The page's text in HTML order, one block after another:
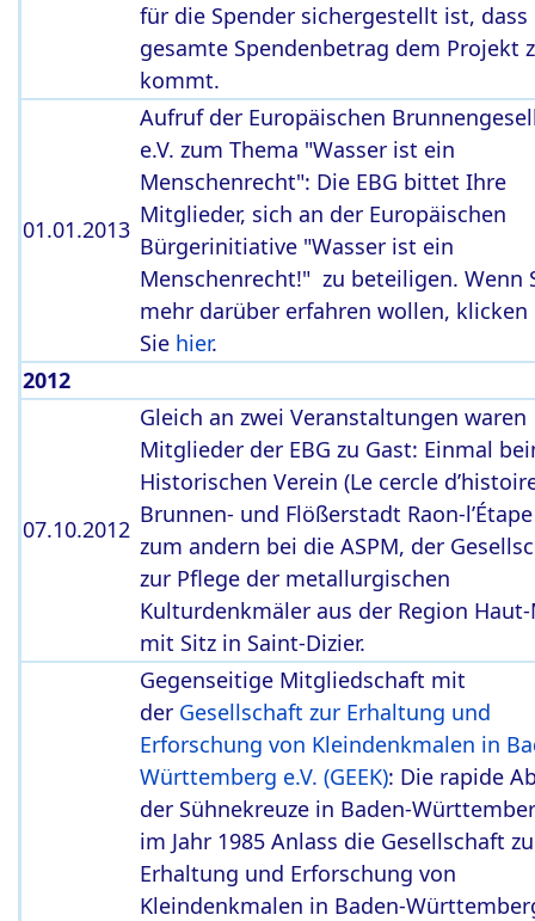
für die Spender sichergestellt ist, dass
gesamte Spendenbetrag dem Projekt
kommt.
01.01.2013
Aufruf der Europäischen
e.V. zum Thema "Wasser ist ein
Menschenrecht": Die EBG bittet Ihre
Mitglieder, sich an der Europäischen
Bürgerinitiative "Wasser ist ein
Menschenrecht!" zu beteiligen. Wenn
mehr darüber erfahren wollen, klicken
Sie hier.
2012
07.10.2012
Gleich an zwei Veranstaltungen waren
Mitglieder der EBG zu Gast: Einmal
Historischen Verein (Le cercle
Brunnen- und Flößerstadt Raon-
zum andern bei die ASPM, der
zur Pflege der metallurgischen
Kulturdenkmäler aus der Region
mit Sitz in Saint-Dizier.
Gegenseitige Mitgliedschaft mit
der Gesellschaft zur Erhaltung und
Erforschung von Kleindenkmalen in
Württemberg e.V. (GEEK): Die rapide
der Sühnekreuze in Baden-
im Jahr 1985 Anlass die Gesellschaft
Erhaltung und Erforschung von
Kleindenkmalen in Baden-